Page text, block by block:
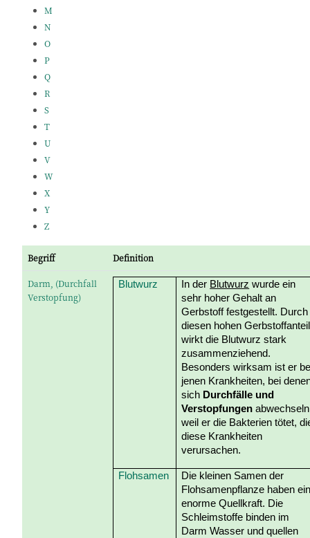
M
N
O
P
Q
R
S
T
U
V
W
X
Y
Z
Begriff Definition
Darm, (Durchfall
Verstopfung)
Blutwurz In der Blutwurz wurde ein
sehr hoher Gehalt an
Gerbstoff festgestellt. Durch
diesen hohen Gerbstoffanteil
wirkt die Blutwurz stark
zusammenziehend.
Besonders wirksam ist er
jenen Krankheiten, bei
sich Durchfälle und
Verstopfungen
weil er die Bakterien tötet,
diese Krankheiten
verursachen.
Flohsamen
Die kleinen Samen der
Flohsamenpflanze haben
enorme Quellkraft. Die
Schleimstoffe binden im
Darm Wasser und quellen